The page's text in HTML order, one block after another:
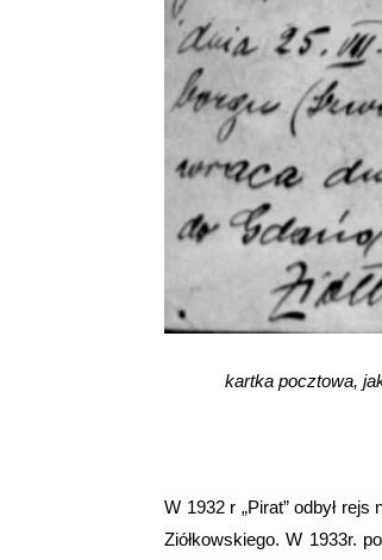
kartka pocztowa,
W 1932 r „Pirat” odbył
Ziółkowskiego. W 1933r.